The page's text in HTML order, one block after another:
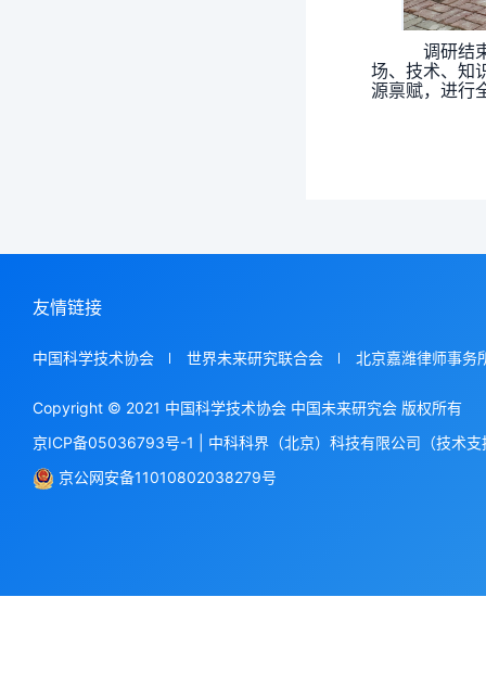
调研结
场、技术、知
源禀赋，进行
友情链接
中国科学技术协会 世界未来研究联合会 北京嘉潍律师事务
Copyright © 2021 中国科学技术协会 中国未来研究会 版权所有
京ICP备05036793号-1
中科科界（北京）科技有限公司（技术支
京公网安备11010802038279号